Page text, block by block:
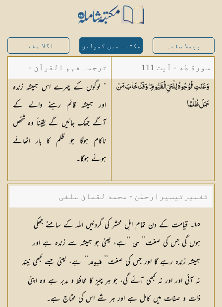
پچھلا صفحہ مکتبہ میں کھولیں اگلا صفحہ
سورة طه - آیت 111
وَعَنَتِ الْوُجُوهُ لِلْحَيِّ الْقَيُّومِ ۖ وَقَدْ خَابَ مَنْ
حَمَلَظُلْمًا
ترجمہ فہم القرآن -
میاں محمد جمیل
” لوگوں کے چہرے اس ہمیشہ زندہ
اور ہمیشہ قائم رہنے والے کے
آگے جھک جائیں گے یقیناً وہ شخص
ناکام ہوگا جو ظلم کا بار اٹھائے
ہوئے ہوگا۔
تفسیرتیسیرارحمٰن - محمد لقمان سلفی
٤٥۔ قیامت کے دن تمام اہل محشر کی گردنیں اللہ کے سامنے جھکی
ہوں گی جس کی صفت’’
حی
‘‘ہے، یعنی جو ہمیشہ سے زندہ ہے اور
ہمیشہ زندہ رہے گا اور جس کی صفت’’
قیوم
‘‘ ہے، یعنی جسے کبھی نیند
نہ آئی اور اور نہ کبھی آئے گی، جو ہر چیز کا محافظ و مدبر ہے وہ اپنی
ذات و صفات میں کامل ہے اور ہر شے اس کی محتاج ہے۔